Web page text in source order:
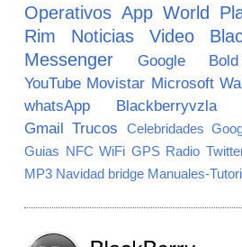
Operativos App World
Rim
Noticias Video
Messenger
Google
YouTube Movistar Microsoft
whatsApp
Blackberryvzla
Gmail Trucos Celebridades
Guias NFC WiFi GPS Radio
MP3 Navidad bridge Manuales-